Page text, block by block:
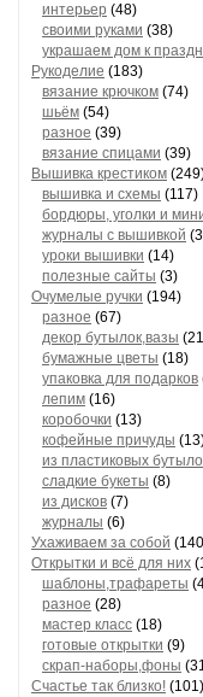
интерьер (48)
своими руками (38)
украшаем дом к
Рукоделие (183)
вязание крючком (74)
шьём (54)
разное (39)
вязание спицами (39)
Вышивка крестиком
вышивка и схемы (117)
бордюры, уголки и
журналы с вышивкой
уроки вышивки (14)
полезные сайты (3)
Очумелые ручки (194)
разное (67)
декор бутылок,вазы
бумажные цветы (18)
упаковка для подарков
лепим (16)
коробочки (13)
кофейные причуды
из пластиковых
сладкие букеты (8)
из дисков (7)
журналы (6)
Ухаживаем за собой
Открытки и всё для них
шаблоны,трафареты
разное (28)
мастер класс (18)
готовые открытки (9)
скрап-наборы,фоны
Счастье так близко! (101)